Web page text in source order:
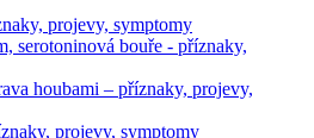
projevy, symptomy
serotoninová bouře - příznaky,
houbami – příznaky, projevy,
projevy, symptomy